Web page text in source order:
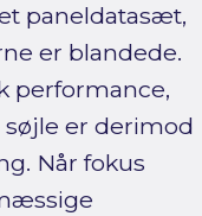
paneldatasæt,
er blandede.
performance,
er derimod
Når fokus